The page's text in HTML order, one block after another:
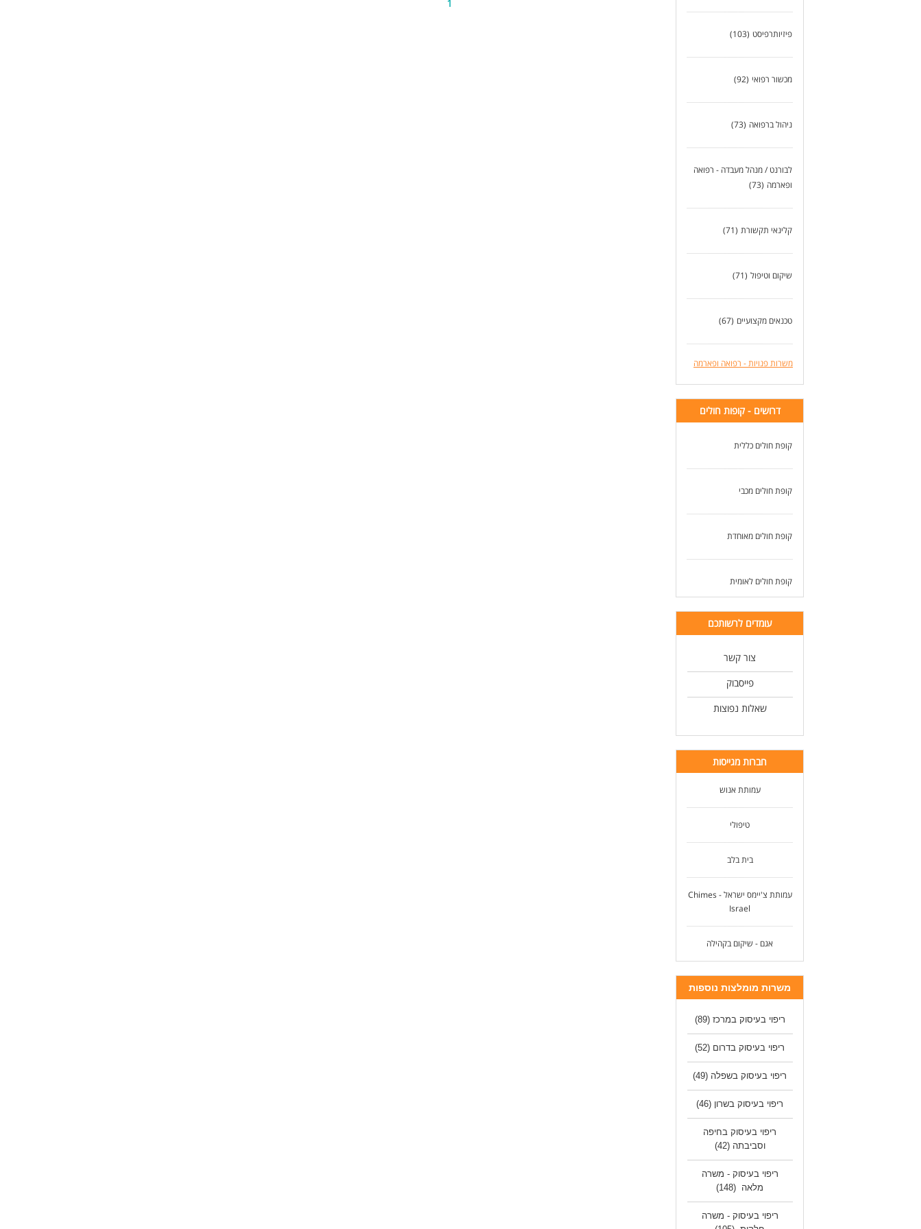
פיזיותרפיסט (103)
מכשור רפואי (92)
ניהול ברפואה (73)
לבורנט / מנהל מעבדה - רפואה
ופארמה (73)
קלינאי תקשורת (71)
שיקום וטיפול (71)
טכנאים מקצועיים (67)
משרות פנויות - רפואה ופארמה
דרושים - קופות חולים
קופת חולים כללית
קופת חולים מכבי
קופת חולים מאוחדת
קופת חולים לאומית
עומדים לרשותכם
צור קשר
פייסבוק
שאלות נפוצות
חברות מגייסות
עמותת אנוש
טיפולי
בית בלב
עמותת צ'יימס ישראל - Chimes
Israel
אגם - שיקום בקהילה
משרות מומלצות נוספות
ריפוי בעיסוק במרכז (89)
ריפוי בעיסוק בדרום (52)
ריפוי בעיסוק בשפלה (49)
ריפוי בעיסוק בשרון (46)
ריפוי בעיסוק בחיפה
וסביבתה (42)
ריפוי בעיסוק - משרה
מלאה (148)
ריפוי בעיסוק - משרה
המשרה מיועדת לנשים ולגברים כאחד. המשרה מיועדת לנשים ולגברים כאחד.
1